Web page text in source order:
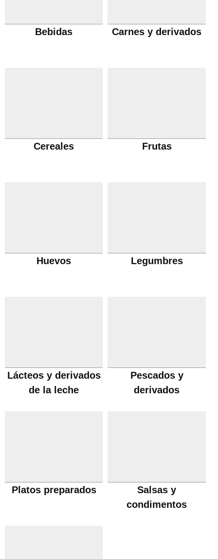
Bebidas Carnes y derivados
Cereales Frutas
Huevos Legumbres
Lácteos y derivados
de la leche
Pescados y
derivados
Platos preparados
Salsas y
condimentos